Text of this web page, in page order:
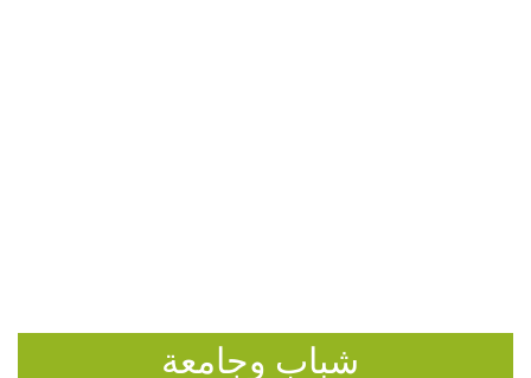
شباب وجامعة